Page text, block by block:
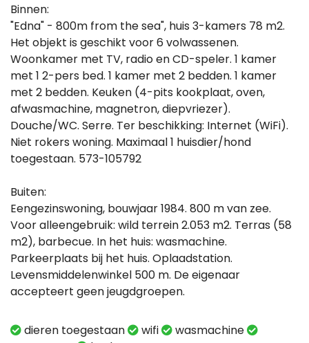
Binnen:
"Edna" - 800m from the sea", huis 3-kamers 78 m2.
Het objekt is geschikt voor 6 volwassenen.
Woonkamer met TV, radio en CD-speler. 1 kamer
met 1 2-pers bed. 1 kamer met 2 bedden. 1 kamer
met 2 bedden. Keuken (4-pits kookplaat, oven,
afwasmachine, magnetron, diepvriezer).
Douche/WC. Serre. Ter beschikking: Internet (WiFi).
Niet rokers woning. Maximaal 1 huisdier/hond
toegestaan. 573-105792
Buiten:
Eengezinswoning, bouwjaar 1984. 800 m van zee.
Voor alleengebruik: wild terrein 2.053 m2. Terras (58
m2), barbecue. In het huis: wasmachine.
Parkeerplaats bij het huis. Oplaadstation.
Levensmiddelenwinkel 500 m. De eigenaar
accepteert geen jeugdgroepen.
dieren toegestaan wifi
wasmachine